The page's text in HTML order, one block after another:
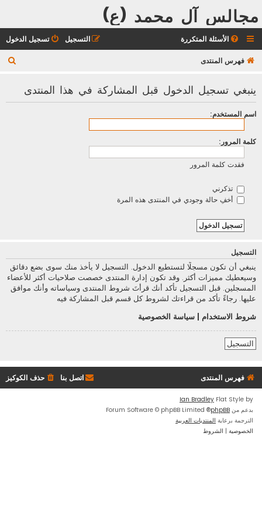
مجالس آل محمد (ع)
الأسئلة المتكررة تسجيل الدخول التسجيل
فهرس المنتدى
ينبغي تسجيل الدخول قبل المشاركة في هذا المنتدى
اسم المستخدم:
كلمة المرور:
فقدت كلمة المرور
تذكرني
أخفِ حالة وجودي في المنتدى هذه المرة
التسجيل
ينبغي أن تكون مسجلًا لتستطيع الدخول. التسجيل لا يأخذ منك سوى بضع دقائق
وسيعطيك مميزات أكثر. وقد تكون إدارة المنتدى خصصت صلاحيات أكثر للأعضاء
المسجلين. قبل التسجيل تأكد أنك قرأتَ شروط المنتدى وسياساته وأنك موافق
عليها. رجاءً تأكد من قراءتك لشروط كل قسم قبل المشاركة فيه
شروط الاستخدام
سياسة الخصوصية
التسجيل
فهرس المنتدى حذف الكوكيز اتصل بنا
Flat Style by
Ian Bradley
بدعم من phpBB
® Forum Software © phpBB Limited
الترجمة برعاية المنتديات العربية
الخصوصية | الشروط